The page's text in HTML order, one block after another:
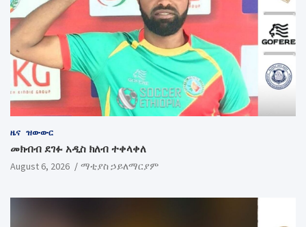
ዜና ዝውውር
መክብብ ደገፉ አዲስ ክለብ ተቀላቀለ
August 6, 2026 ማቲያስ ኃይለማርያም